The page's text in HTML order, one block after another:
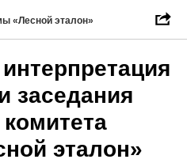
«Лесной эталон»
заседания
эталон»